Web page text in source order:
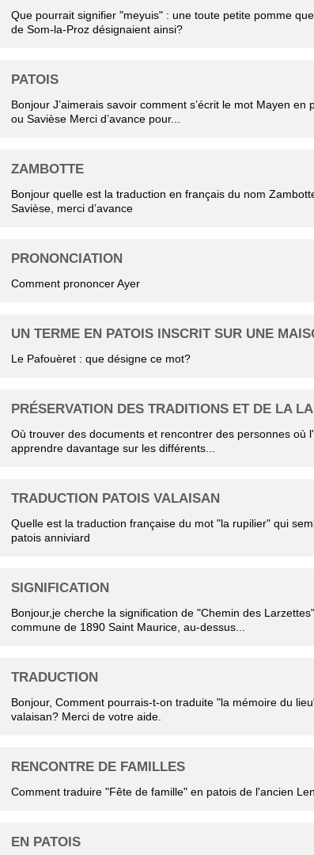
Que pourrait signifier "meyuis" : une toute petite pomme
de Som-la-Proz désignaient ainsi?
PATOIS
Bonjour J’aimerais savoir comment s’écrit le mot Mayen en
ou Savièse Merci d’avance pour...
ZAMBOTTE
Bonjour quelle est la traduction en français du nom
Savièse, merci d’avance
PRONONCIATION
Comment prononcer Ayer
UN TERME EN PATOIS INSCRIT SUR UNE
Le Pafouèret : que désigne ce mot?
PRÉSERVATION DES TRADITIONS ET DE LA
Où trouver des documents et rencontrer des personnes où
apprendre davantage sur les différents...
TRADUCTION PATOIS VALAISAN
Quelle est la traduction française du mot "la rupilier" qui
patois anniviard
SIGNIFICATION
Bonjour,je cherche la signification de "Chemin des
commune de 1890 Saint Maurice, au-dessus...
TRADUCTION
Bonjour, Comment pourrais-t-on traduite "la mémoire du
valaisan? Merci de votre aide.
RENCONTRE DE FAMILLES
Comment traduire "Fête de famille" en patois de l'ancien
EN PATOIS